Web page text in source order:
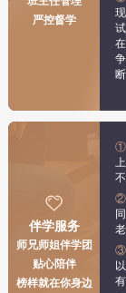
严控督学
试
伴学服务
师兄师姐伴学团
贴心陪伴
榜样就在你身边
①
②
③